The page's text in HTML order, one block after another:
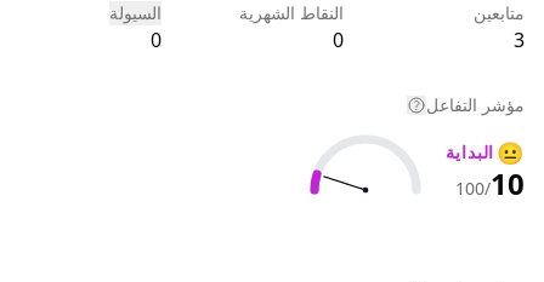
بالإضافة إلى مساهمتها بأكثر من +1000 مقال عن ا
متابعين
3
النقاط الشهرية
0
السيولة
0
مؤشر التفاعل
😐 البداية
10
/100